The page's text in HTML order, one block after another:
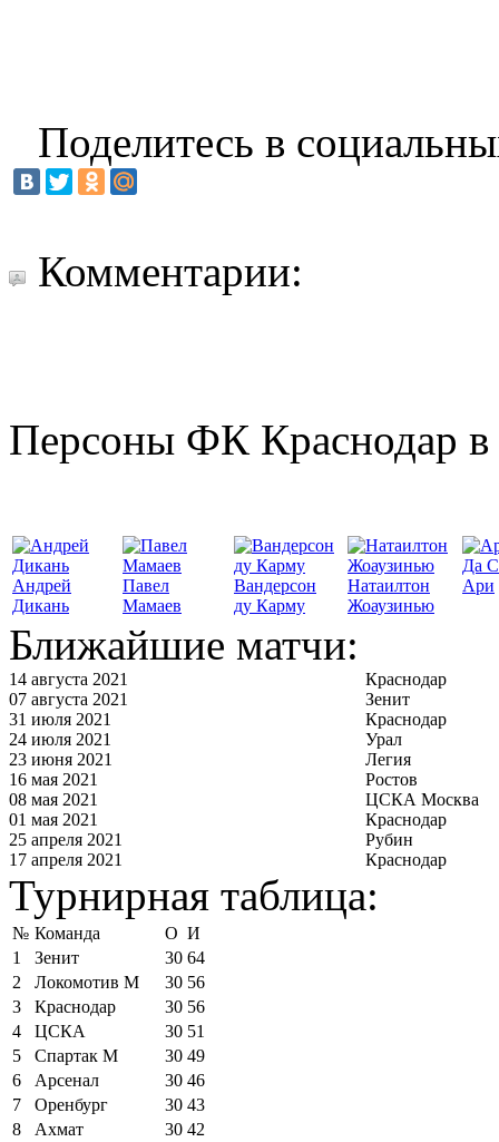
Поделитесь в
Комментарии:
Персоны ФК Краснодар в
Андрей
Дикань
Павел
Мамаев
Вандерсон
ду Карму
Натаилтон
Жоаузинью
Да
Ари
Ближайшие матчи:
14 августа 2021
Краснодар
07 августа 2021
Зенит
31 июля 2021
Краснодар
24 июля 2021
Урал
23 июня 2021
Легия
16 мая 2021
Ростов
08 мая 2021
ЦСКА Москва
01 мая 2021
Краснодар
25 апреля 2021
Рубин
17 апреля 2021
Краснодар
Турнирная таблица:
№ Команда О И
1
Зенит 30 64
2
Локомотив М 30 56
3
Краснодар 30 56
4
ЦСКА 30 51
5
Спартак М 30 49
6
Арсенал 30 46
7
Оренбург 30 43
8
Ахмат 30 42